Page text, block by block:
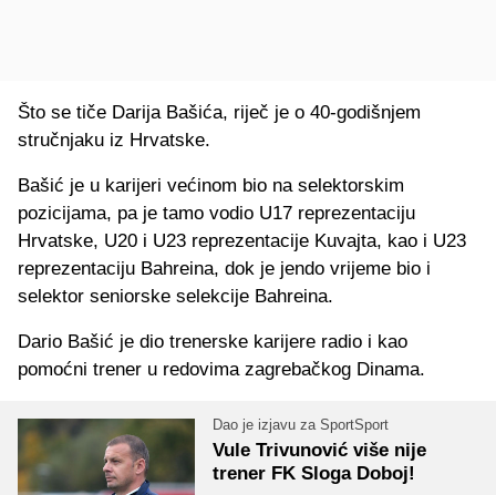
Što se tiče Darija Bašića, riječ je o 40-godišnjem
stručnjaku iz Hrvatske.
Bašić je u karijeri većinom bio na selektorskim
pozicijama, pa je tamo vodio U17 reprezentaciju
Hrvatske, U20 i U23 reprezentacije Kuvajta, kao i U23
reprezentaciju Bahreina, dok je jendo vrijeme bio i
selektor seniorske selekcije Bahreina.
Dario Bašić je dio trenerske karijere radio i kao
pomoćni trener u redovima zagrebačkog Dinama.
Dao je izjavu za SportSport
Vule Trivunović više nije
trener FK Sloga Doboj!